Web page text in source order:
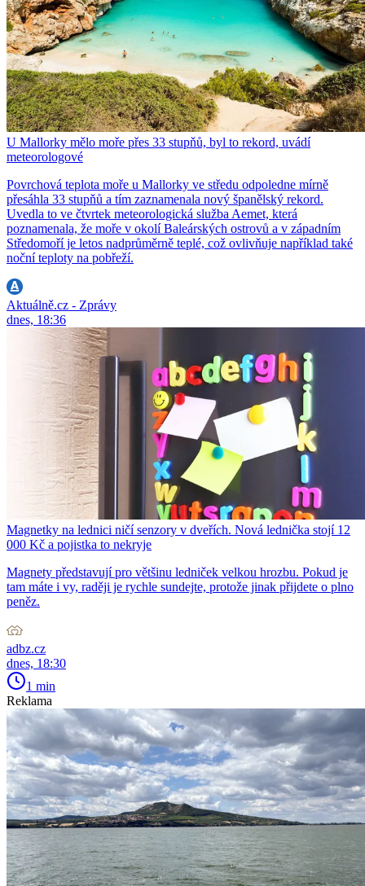
U Mallorky mělo moře přes 33 stupňů, byl to rekord, uvádí
meteorologové
Povrchová teplota moře u Mallorky ve středu odpoledne mírně
přesáhla 33 stupňů a tím zaznamenala nový španělský rekord.
Uvedla to ve čtvrtek meteorologická služba Aemet, která
poznamenala, že moře v okolí Baleárských ostrovů a v západním
Středomoří je letos nadprůměrně teplé, což ovlivňuje například také
noční teploty na pobřeží.
Aktuálně.cz - Zprávy
dnes, 18:36
Magnetky na lednici ničí senzory v dveřích. Nová lednička stojí 12
000 Kč a pojistka to nekryje
Magnety představují pro většinu ledniček velkou hrozbu. Pokud je
tam máte i vy, raději je rychle sundejte, protože jinak přijdete o plno
peněz.
adbz.cz
dnes, 18:30
1 min
Reklama